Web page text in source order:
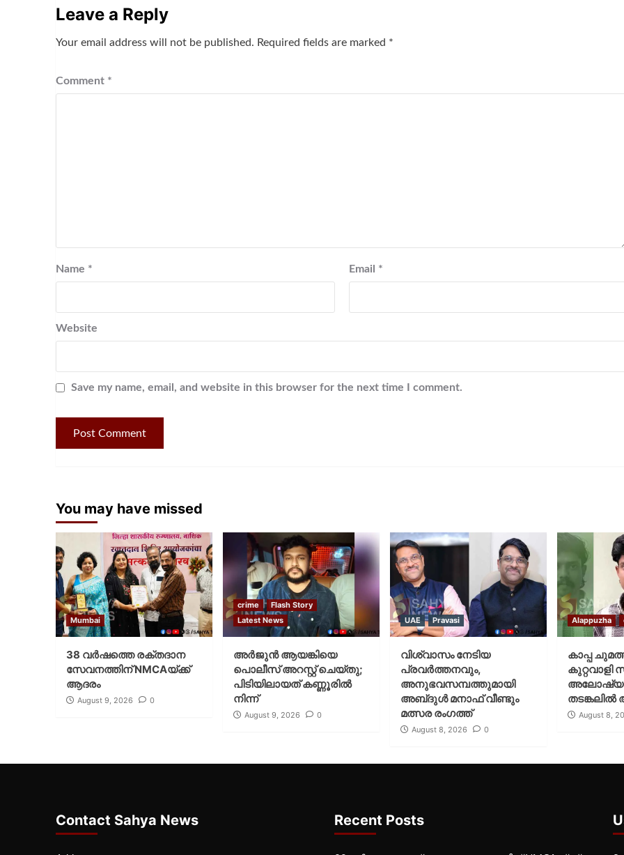
Leave a Reply
Your email address will not be published. Required fields are marked *
Comment *
Name * Email *
Website
Save my name, email, and website in this browser for the next time I comment.
You may have missed
Mumbai
38 വർഷത്തെ രക്തദാന
സേവനത്തിന് NMCAയ്ക്ക്
ആദരം
August 9, 2026 0
crime
Flash Story
Latest News
അർജുൻ ആയങ്കിയെ
പൊലീസ് അറസ്റ്റ് ചെയ്‌തു;
പിടിയിലായത് കണ്ണൂരിൽ
നിന്ന്
August 9, 2026 0
UAE Pravasi
വിശ്വാസം നേടിയ
പ്രവർത്തനവും,
അനുഭവസമ്പത്തുമായി
അബ്‌ദുൾ മനാഫ് വീണ്ടും
മത്സര രംഗത്ത്
August 8, 2026 0
Alappuzha
കാപ്പ
കുറ്റവാളി
August 8,
Contact Sahya News Recent Posts